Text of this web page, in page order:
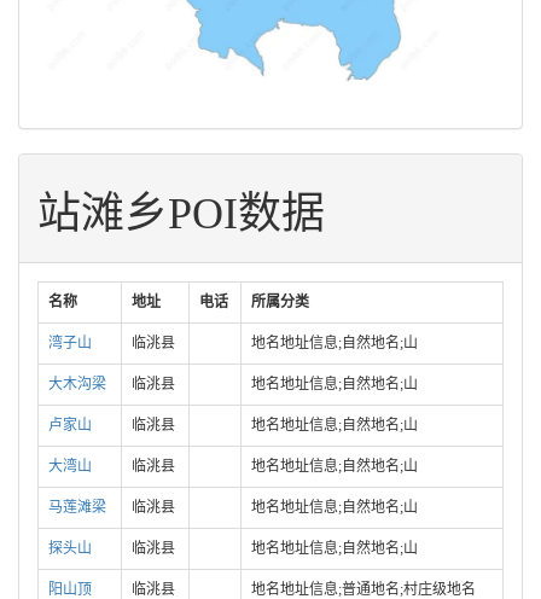
站滩乡POI数据
名称 地址 电话 所属分类
湾子山 临洮县 地名地址信息;自然地名;山
大木沟梁 临洮县 地名地址信息;自然地名;山
卢家山 临洮县 地名地址信息;自然地名;山
大湾山 临洮县 地名地址信息;自然地名;山
马莲滩梁 临洮县 地名地址信息;自然地名;山
探头山 临洮县 地名地址信息;自然地名;山
阳山顶 临洮县 地名地址信息;普通地名;村庄级地名